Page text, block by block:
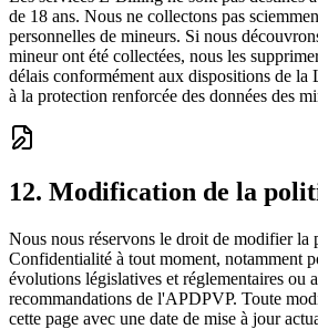
de 18 ans. Nous ne collectons pas
personnelles de mineurs. Si nous
mineur ont été collectées, nous les
délais conformément aux dispositions de la
à la protection renforcée des données des
12. Modification de la
Nous nous réservons le droit de modifier la
Confidentialité à tout moment, notamment
évolutions législatives et réglementaires ou
recommandations de l'APDPVP. Toute
cette page avec une date de mise à jour